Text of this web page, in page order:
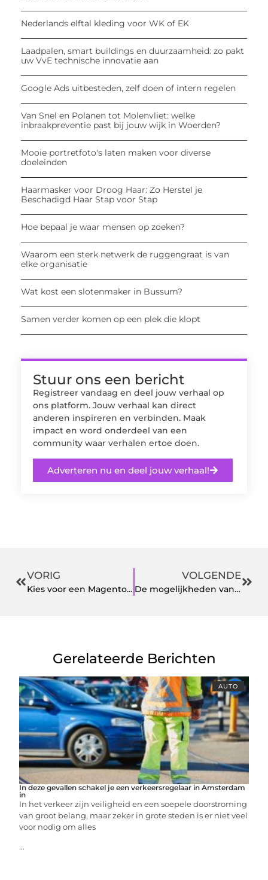
Nederlands elftal kleding voor WK of EK
Laadpalen, smart buildings en duurzaamheid: zo pakt
uw VvE technische innovatie aan
Google Ads uitbesteden, zelf doen of intern regelen
Van Snel en Polanen tot Molenvliet: welke
inbraakpreventie past bij jouw wijk in Woerden?
Mooie portretfoto's laten maken voor diverse
doeleinden
Haarmasker voor Droog Haar: Zo Herstel je
Beschadigd Haar Stap voor Stap
Hoe bepaal je waar mensen op zoeken?
Waarom een sterk netwerk de ruggengraat is van
elke organisatie
Wat kost een slotenmaker in Bussum?
Samen verder komen op een plek die klopt
Stuur ons een bericht
Registreer vandaag en deel jouw verhaal op
ons platform. Jouw verhaal kan direct
anderen inspireren en verbinden. Maak
impact en word onderdeel van een
community waar verhalen ertoe doen.
Adverteren nu en deel jouw verhaal!
VORIG
Kies voor een Magento webshop
VOLGENDE
De mogelijkheden van een auto leasen
Gerelateerde Berichten
AUTO
In deze gevallen schakel je een verkeersregelaar in Amsterdam
in
In het verkeer zijn veiligheid en een soepele doorstroming
van groot belang, maar zeker in grote steden is er niet veel
voor nodig om alles
...